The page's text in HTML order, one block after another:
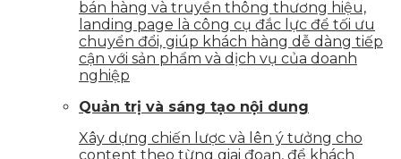
bán hàng và truyền thông thương hiệu,
landing page là công cụ đắc lực để tối ưu
chuyển đổi, giúp khách hàng dễ dàng tiếp
cận với sản phẩm và dịch vụ của doanh
nghiệp
Quản trị và sáng tạo nội dung
Xây dựng chiến lược và lên ý tưởng cho
content theo từng giai đoạn, để khách